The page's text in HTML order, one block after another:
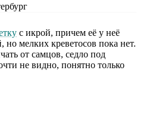
с икрой, причем её у неё
но мелких креветосов пока нет.
от самцов, седло под
не видно, понятно только